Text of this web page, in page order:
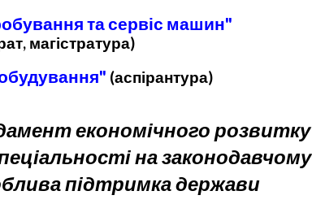
та сервіс машин"
магістратура)
" (аспірантура)
економічного розвитку
на законодавчому
підтримка держави